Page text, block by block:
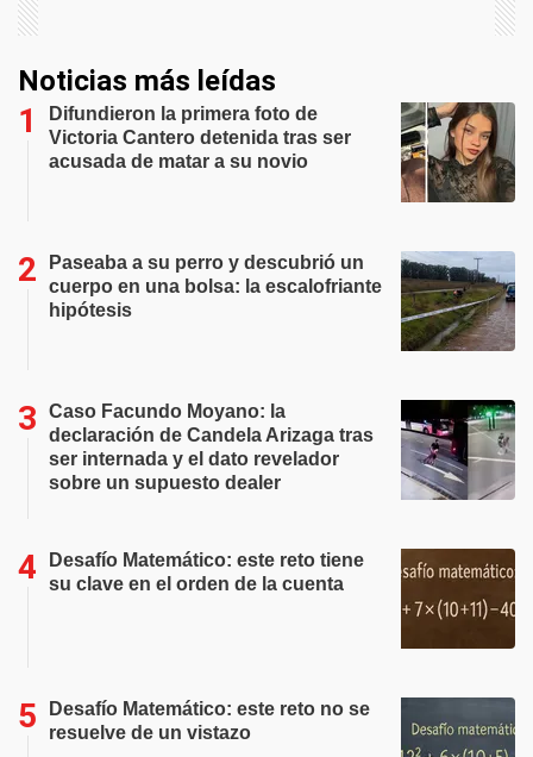
Noticias más leídas
Difundieron la primera foto de
Victoria Cantero detenida tras ser
acusada de matar a su novio
Paseaba a su perro y descubrió un
cuerpo en una bolsa: la escalofriante
hipótesis
Caso Facundo Moyano: la
declaración de Candela Arizaga tras
ser internada y el dato revelador
sobre un supuesto dealer
Desafío Matemático: este reto tiene
su clave en el orden de la cuenta
Desafío Matemático: este reto no se
resuelve de un vistazo